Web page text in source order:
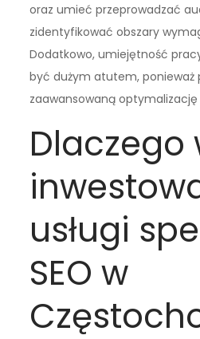
oraz umieć przeprowadzać
zidentyfikować obszary
Dodatkowo, umiejętność pracy
być dużym atutem, ponieważ
zaawansowaną
Dlaczego
usługi
SEO w